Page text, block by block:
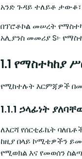
አንድ ጉዳይ ተለይቶ
በፕሮቶኮል መሠረት
አሊያንስ መመሪያ S፦
1.1 የማስተካከያ
የሚከተሉት እርምጃዎች
1.1.1 ኃላፊነት
ለእርሻ የሰርቲፊኬት
ከዚያ በላይ ኮሚቴዎችን
የሚወክል እና የመወሰን